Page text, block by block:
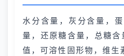
水分含量，灰分含量，
量，还原糖含量，总糖
值，可溶性固形物，维生